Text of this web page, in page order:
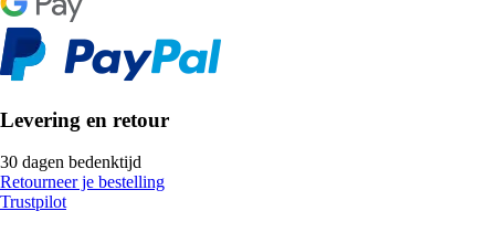
Levering en retour
30 dagen bedenktijd
Retourneer je bestelling
Trustpilot